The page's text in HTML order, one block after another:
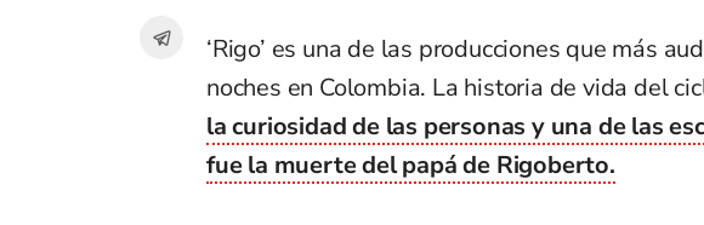
‘Rigo’ es una de las producciones que más
noches en Colombia. La historia de vida del
la curiosidad de las personas y una de las
fue la muerte del papá de Rigoberto.